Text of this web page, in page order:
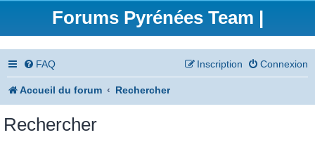
Forums Pyrénées Team |
FAQ Connexion
Inscription
Accueil du forum Rechercher
Rechercher